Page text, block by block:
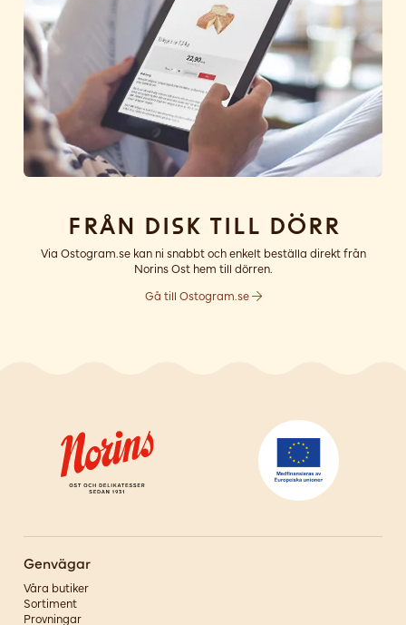
Från disk till dörr
Via Ostogram.se kan ni snabbt och enkelt beställa direkt från
Norins Ost hem till dörren.
Gå till Ostogram.se
Genvägar
Våra butiker
Sortiment
Provningar